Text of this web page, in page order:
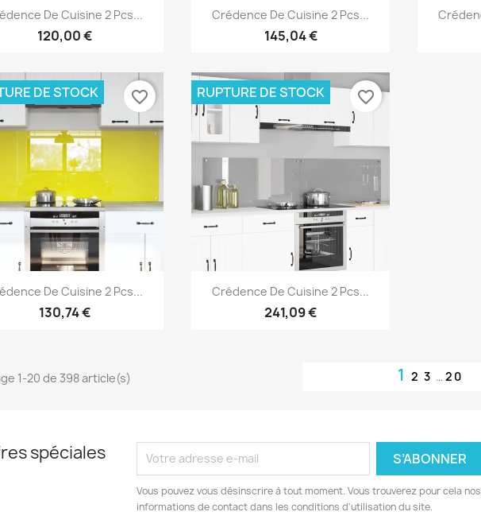
Aperçu rapide
De Cuisine 2 Pcs...
120,00 €
Aperçu rapide
Crédence De Cuisine 2 Pcs...
145,04 €

Aperçu rapide
De Cuisine 2 Pcs...
130,74 €
DE STOCK favorite_border
Aperçu rapide
Crédence De Cuisine 2 Pcs...
241,09 €
RUPTURE DE STOCK favorite_border
1-20 de 398 article(s) 1 2 3 … 20
spéciales
Vous pouvez vous désinscrire à tout moment. Vous trouverez pour cela nos
informations de contact dans les conditions d'utilisation du site.